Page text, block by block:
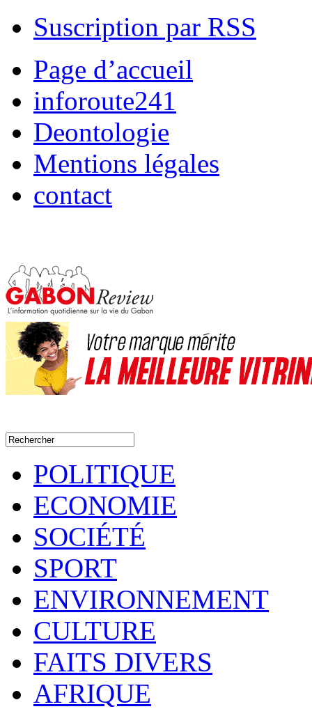
Suscription par RSS
Page d’accueil
inforoute241
Deontologie
Mentions légales
contact
POLITIQUE
ECONOMIE
SOCIÉTÉ
SPORT
ENVIRONNEMENT
CULTURE
FAITS DIVERS
AFRIQUE